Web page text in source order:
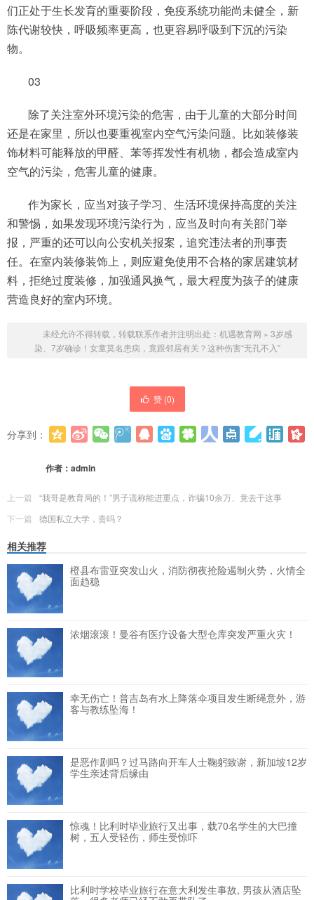
们正处于生长发育的重要阶段，免疫系统功能尚未健全，新
陈代谢较快，呼吸频率更高，也更容易呼吸到下沉的污染
物。
03
除了关注室外环境污染的危害，由于儿童的大部分时间
还是在家里，所以也要重视室内空气污染问题。比如装修装
饰材料可能释放的甲醛、苯等挥发性有机物，都会造成室内
空气的污染，危害儿童的健康。
作为家长，应当对孩子学习、生活环境保持高度的关注
和警惕，如果发现环境污染行为，应当及时向有关部门举
报，严重的还可以向公安机关报案，追究违法者的刑事责
任。在室内装修装饰上，则应避免使用不合格的家居建筑材
料，拒绝过度装修，加强通风换气，最大程度为孩子的健康
营造良好的室内环境。
未经允许不得转载，转载联系作者并注明出处： 机遇教育网 » 3岁感
染、7岁确诊！女童莫名患病，竟跟邻居有关？这种伤害“无孔不入”
赞 (0)
分享到：
作者： admin
上一篇
“我哥是教育局的！”男子谎称能进重点，诈骗10余万、竟去干这事
下一篇
德国私立大学，贵吗？
相关推荐
橙县布雷亚突发山火，消防彻夜抢险遏制火势，火情全
面趋稳
浓烟滚滚！曼谷有医疗设备大型仓库突发严重火灾！
幸无伤亡！普吉岛有水上降落伞项目发生断绳意外，游
客与教练坠海！
是恶作剧吗？过马路向开车人士鞠躬致谢，新加坡12岁
学生亲述背后缘由
惊魂！比利时毕业旅行又出事，载70名学生的大巴撞
树，五人受轻伤，师生受惊吓
比利时学校毕业旅行在意大利发生事故, 男孩从酒店坠